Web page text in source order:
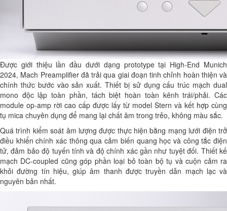
Được giới thiệu lần đầu dưới dạng prototype tại High-End Munich
2024, Mach Preamplifier đã trải qua giai đoạn tinh chỉnh hoàn thiện và
chính thức bước vào sản xuất. Thiết bị sử dụng cấu trúc mạch dual
mono độc lập toàn phần, tách biệt hoàn toàn kênh trái/phải. Các
module op-amp rời cao cấp được lấy từ model Stern và kết hợp cùng
tụ mica chuyên dụng để mang lại chất âm trong trẻo, không màu sắc.
Quá trình kiểm soát âm lượng được thực hiện bằng mạng lưới điện trở
điều khiển chính xác thông qua cảm biến quang học và công tắc điện
tử, đảm bảo độ tuyến tính và độ chính xác gần như tuyệt đối. Thiết kế
mạch DC-coupled cũng góp phần loại bỏ toàn bộ tụ và cuộn cảm ra
khỏi đường tín hiệu, giúp âm thanh được truyền dẫn mạch lạc và
nguyên bản nhất.